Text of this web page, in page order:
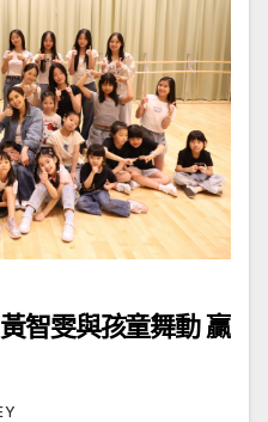
智雯與孩童舞動 贏